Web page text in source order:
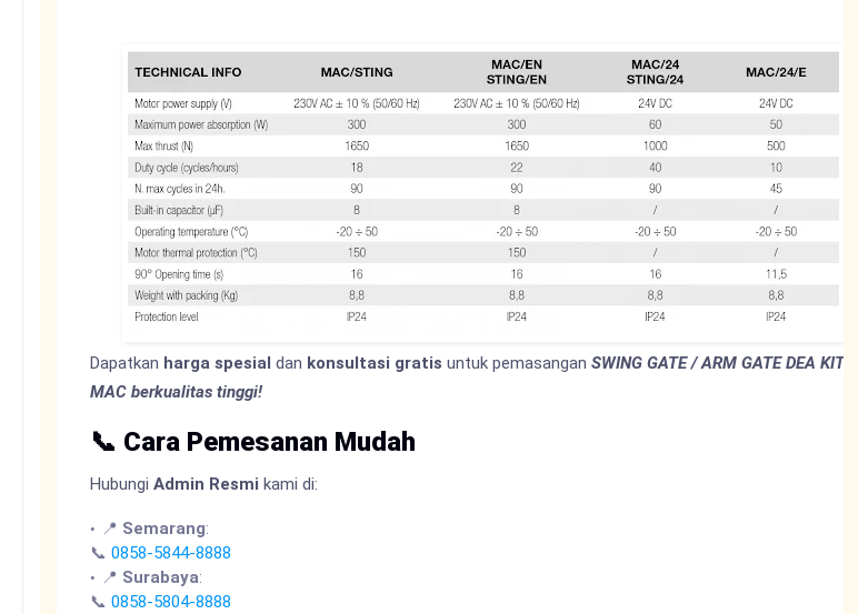
Dapatkan harga spesial dan konsultasi gratis untuk pemasangan SWING GATE / ARM GATE DEA KIT
MAC berkualitas tinggi!
📞 Cara Pemesanan Mudah
Hubungi Admin Resmi kami di:
📍 Semarang:
📞 0858-5844-8888
📍 Surabaya:
📞 0858-5804-8888